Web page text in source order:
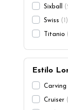
Sixball
Swiss
Titanio
Estilo
Carving
Cruiser